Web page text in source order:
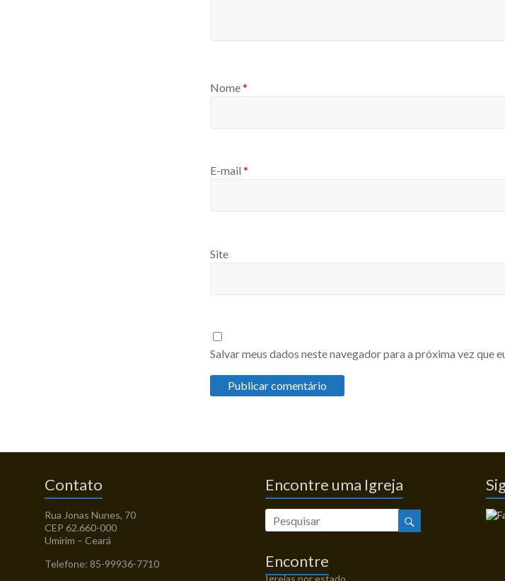
Nome*
E-mail *
Site
Salvar meus dados neste navegador para a próxima vez que
Contato
Rua Jonas Nunes, 70
CEP 62.660-000
Umirim – Ceará
Telefone: 85-99936-7710
Encontre uma Igreja
Encontre
Igrejas por estado